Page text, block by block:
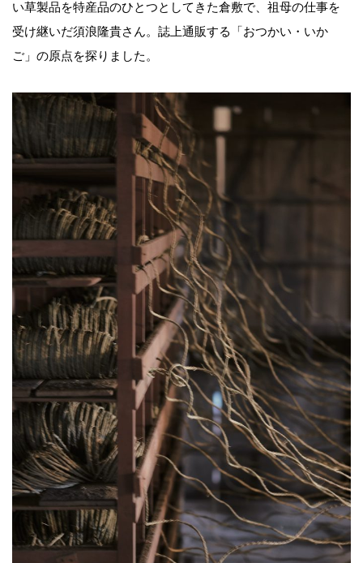
い草製品を特産品のひとつとしてきた倉敷で、祖母の仕事を
受け継いだ須浪隆貴さん。誌上通販する「おつかい・いか
ご」の原点を探りました。